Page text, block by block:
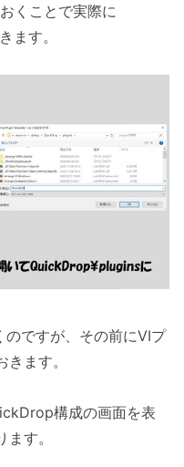
くことで実際に
ます。
ですが、その前にVIプ
ます。
構成の画面を表
す。